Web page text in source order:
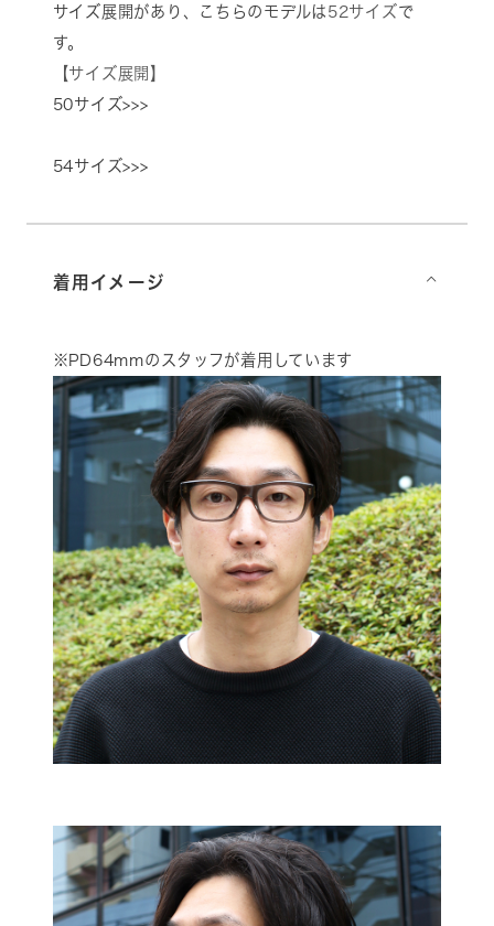
サイズ展開があり、こちらのモデルは 52サイズ で
す。
【サイズ展開】
50サイズ>>>
54サイズ>>>
着用イメージ ⌵
※PD64mmのスタッフが着用しています